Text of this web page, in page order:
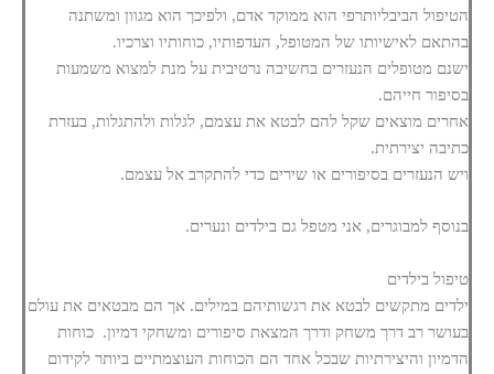
הטיפול הביבליותרפי הוא ממוקד אדם, ולפיכך הוא מגוון ומשתנה
בהתאם לאישיותו של המטופל, העדפותיו, כוחותיו וצרכיו.
ישנם מטופלים הנעזרים בחשיבה נרטיבית על מנת למצוא משמעות
בסיפור חייהם.
אחרים מוצאים שקל להם לבטא את עצמם, לגלות ולהתגלות, בעזרת
כתיבה יצירתית.
ויש הנעזרים בסיפורים או שירים כדי להתקרב אל עצמם.
בנוסף למבוגרים, אני מטפל גם בילדים ונערים.
טיפול בילדים
ילדים מתקשים לבטא את רגשותיהם במילים. אך הם מבטאים את עולם
בעושר רב דרך משחק ודרך המצאת סיפורים ומשחקי דמיון. כוחות
הדמיון והיצירתיות שבכל אחד הם הכוחות העוצמתיים ביותר לקידום